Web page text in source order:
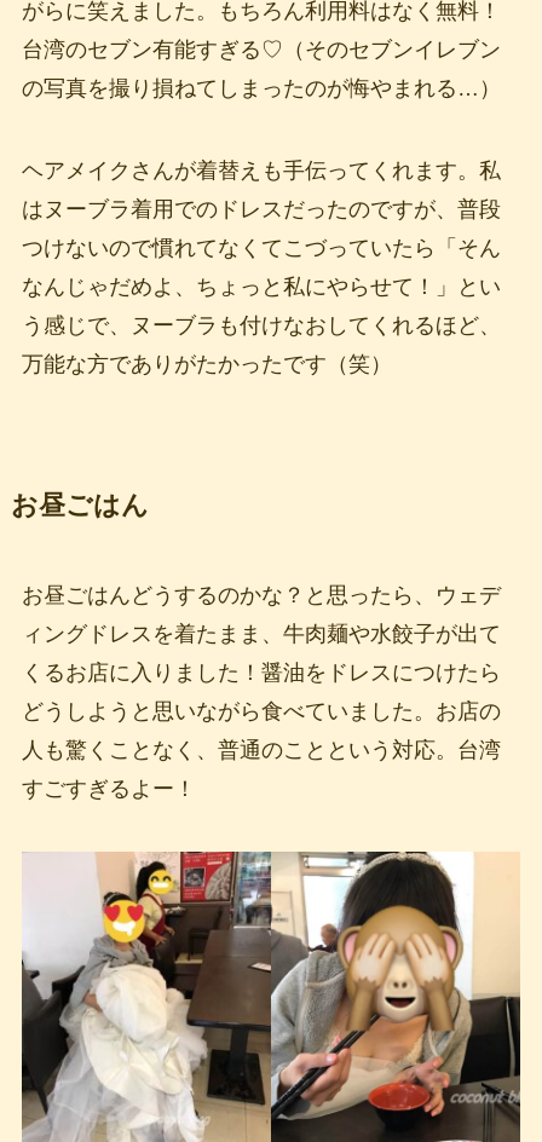
がらに笑えました。もちろん利用料はなく無料！
台湾のセブン有能すぎる♡（そのセブンイレブン
の写真を撮り損ねてしまったのが悔やまれる…）
ヘアメイクさんが着替えも手伝ってくれます。私
はヌーブラ着用でのドレスだったのですが、普段
つけないので慣れてなくてこづっていたら「そん
なんじゃだめよ、ちょっと私にやらせて！」とい
う感じで、ヌーブラも付けなおしてくれるほど、
万能な方でありがたかったです（笑）
お昼ごはん
お昼ごはんどうするのかな？と思ったら、ウェデ
ィングドレスを着たまま、牛肉麺や水餃子が出て
くるお店に入りました！醤油をドレスにつけたら
どうしようと思いながら食べていました。お店の
人も驚くことなく、普通のことという対応。台湾
すごすぎるよー！